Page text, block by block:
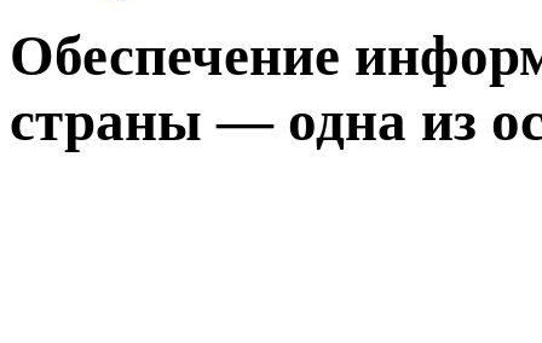
Обеспечение
страны — одна из